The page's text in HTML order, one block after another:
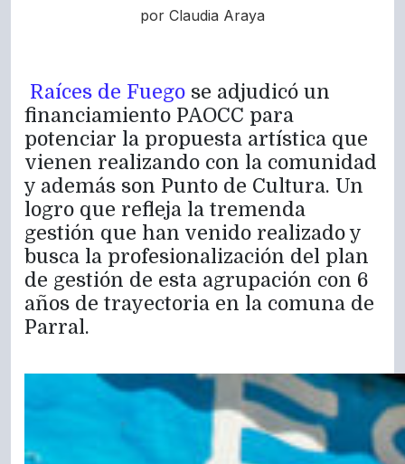
por Claudia Araya
Raíces de Fuego se adjudicó un
financiamiento PAOCC para
potenciar la propuesta artística que
vienen realizando con la comunidad
y además son Punto de Cultura. Un
logro que refleja la tremenda
gestión que han venido realizado y
busca la profesionalización del plan
de gestión de esta agrupación con 6
años de trayectoria en la comuna de
Parral.